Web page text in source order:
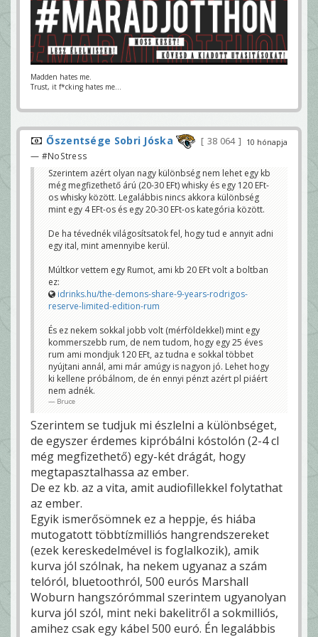
Madden hates me.
Trust, it f*cking hates me...
10 hónapja
Őszentsége Sobri Jóska 38 064
— #NoStress
Szerintem azért olyan nagy különbség nem lehet egy kb
még megfizethető árú (20-30 EFt) whisky és egy 120 EFt-
os whisky között. Legalábbis nincs akkora különbség
mint egy 4 EFt-os és egy 20-30 EFt-os kategória között.
De ha tévednék világosítsatok fel, hogy tud e annyit adni
egy ital, mint amennyibe kerül.
Múltkor vettem egy Rumot, ami kb 20 EFt volt a boltban
ez:
idrinks.hu/the-demons-share-9-years-rodrigos-
reserve-limited-edition-rum
És ez nekem sokkal jobb volt (mérföldekkel) mint egy
kommerszebb rum, de nem tudom, hogy egy 25 éves
rum ami mondjuk 120 EFt, az tudna e sokkal többet
nyújtani annál, ami már amúgy is nagyon jó. Lehet hogy
ki kellene próbálnom, de én ennyi pénzt azért pl piáért
nem adnék.
Bruce
Szerintem se tudjuk mi észlelni a különbséget,
de egyszer érdemes kipróbálni kóstolón (2-4 cl
még megfizethető) egy-két drágát, hogy
megtapasztalhassa az ember.
De ez kb. az a vita, amit audiofillekkel folytathat
az ember.
Egyik ismerősömnek ez a heppje, és hiába
mutogatott többtízmilliós hangrendszereket
(ezek kereskedelmével is foglalkozik), amik
kurva jól szólnak, ha nekem ugyanaz a szám
telóról, bluetoothról, 500 eurós Marshall
Woburn hangszórómmal szerintem ugyanolyan
kurva jól szól, mint neki bakelitről a sokmilliós,
amihez csak egy kábel 500 euró. Én legalábbis